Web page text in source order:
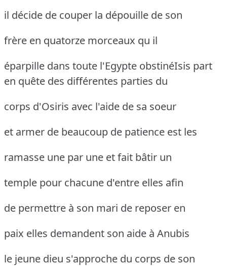
il décide de couper la dépouille de son
frère en quatorze morceaux qu il
éparpille dans toute l'Egypte obstinéIsis part
en quête des différentes parties du
corps d'Osiris avec l'aide de sa soeur
et armer de beaucoup de patience est les
ramasse une par une et fait bâtir un
temple pour chacune d'entre elles afin
de permettre à son mari de reposer en
paix elles demandent son aide à Anubis
le jeune dieu s'approche du corps de son